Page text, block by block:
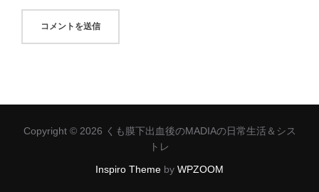
Copyright © 2026 くも膜下出血後のMADIAの日常生活＆シス
トレ
Inspiro Theme by WPZOOM